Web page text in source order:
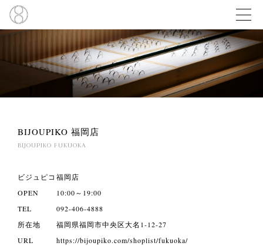
BIJOUPIKO 福岡店
BIJOUPIKO FUKUOKA
ビジュピコ 福岡店
OPEN
10:00～19:00
TEL
092-406-4888
所在地
福岡県福岡市中央区大名1-12-27
URL
https://bijoupiko.com/shoplist/fukuoka/